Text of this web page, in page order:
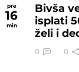
pre
16
min
Bivša
isplati
želi i
0 0